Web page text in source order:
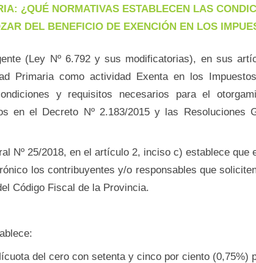
¿QUÉ NORMATIVAS ESTABLECEN LAS
DEL BENEFICIO DE EXENCIÓN EN LOS
(Ley Nº 6.792 y sus modificatorias), en sus
Primaria como actividad Exenta en los
y requisitos necesarios para el
en el Decreto Nº 2.183/2015 y las
Nº 25/2018, en el artículo 2, inciso c) establece que
los contribuyentes y/o responsables que
Código Fiscal de la Provincia.
del cero con setenta y cinco por ciento (0,75%)